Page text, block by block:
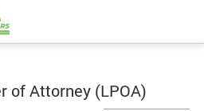
of Attorney (LPOA)